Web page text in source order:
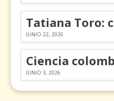
JUNIO 22, 2026
JUNIO 3, 2026